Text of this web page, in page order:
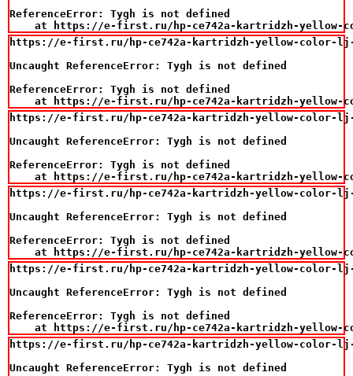
ReferenceError: Tygh is not defined
at https://e-first.ru/hp-ce742a-kartridzh-yellow-
https://e-first.ru/hp-ce742a-kartridzh-yellow-color-lj-
Uncaught ReferenceError: Tygh is not defined
ReferenceError: Tygh is not defined
at https://e-first.ru/hp-ce742a-kartridzh-yellow-
https://e-first.ru/hp-ce742a-kartridzh-yellow-color-lj-
Uncaught ReferenceError: Tygh is not defined
ReferenceError: Tygh is not defined
at https://e-first.ru/hp-ce742a-kartridzh-yellow-
https://e-first.ru/hp-ce742a-kartridzh-yellow-color-lj-
Uncaught ReferenceError: Tygh is not defined
ReferenceError: Tygh is not defined
at https://e-first.ru/hp-ce742a-kartridzh-yellow-
https://e-first.ru/hp-ce742a-kartridzh-yellow-color-lj-
Uncaught ReferenceError: Tygh is not defined
ReferenceError: Tygh is not defined
at https://e-first.ru/hp-ce742a-kartridzh-yellow-
https://e-first.ru/hp-ce742a-kartridzh-yellow-color-lj-
Uncaught ReferenceError: Tygh is not defined